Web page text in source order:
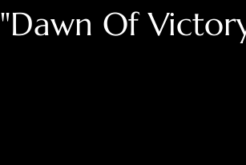
"Dawn Of